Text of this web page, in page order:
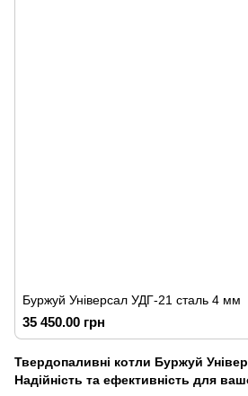
Буржуй Універсал УДГ-21 сталь 4 мм
35 450.00 грн
Твердопаливні котли Буржуй
Надійність та ефективність для